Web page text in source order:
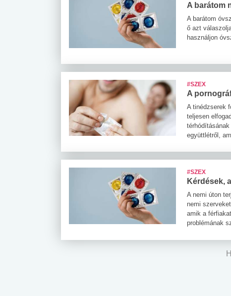
A barátom
A barátom
ő azt
használjon
#SZEX
A
A tinédzserek
teljesen
együttlétről,
#SZEX
Kérdések,
A nemi úton
nemi
amik a
problémának